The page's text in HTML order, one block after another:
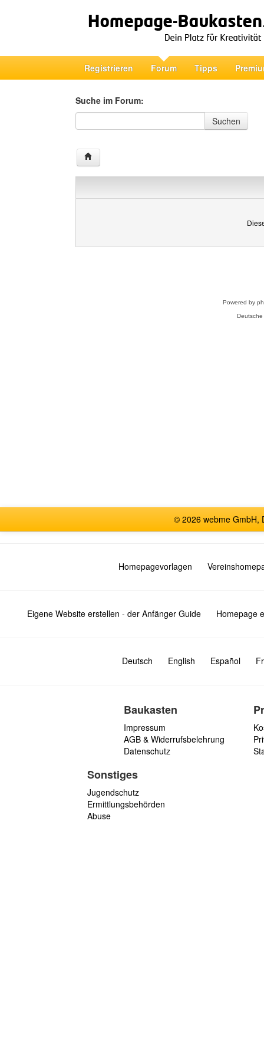
Registrieren Forum Tipps
Suche im Forum:
Suche im Forum
Suchen
Powered by
© 2026 webme GmbH,
Homepagevorlagen
Eigene Website erstellen - der Anfänger Guide Homepage
Deutsch English Español
Baukasten
Impressum
AGB & Widerrufsbelehrung
Datenschutz
Sonstiges
Jugendschutz
Ermittlungsbehörden
Abuse